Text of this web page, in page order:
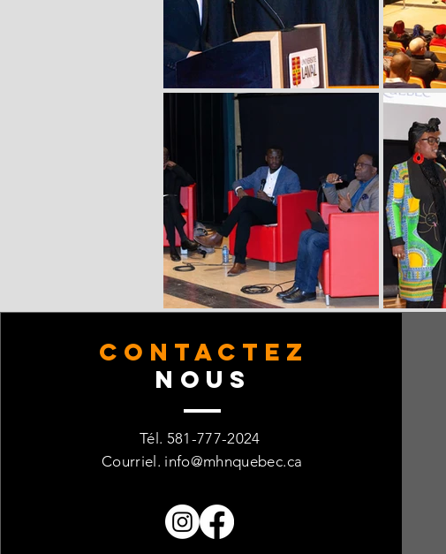
CONTACTez
Nous
Tél. 581-777-2024
Courriel. info@mhnquebec.ca